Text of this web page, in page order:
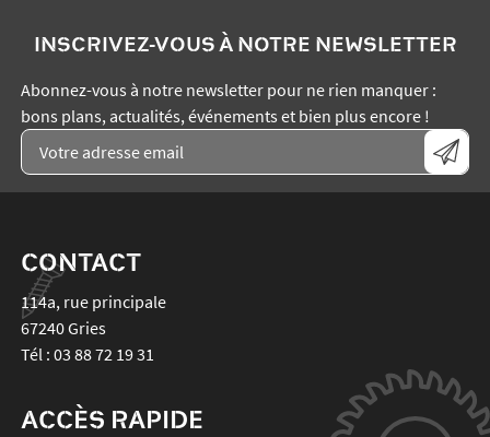
INSCRIVEZ-VOUS À NOTRE NEWSLETTER
Abonnez-vous à notre newsletter pour ne rien manquer :
bons plans, actualités, événements et bien plus encore !
CONTACT
114a, rue principale
67240Gries
Tél : 03 88 72 19 31
ACCÈS RAPIDE